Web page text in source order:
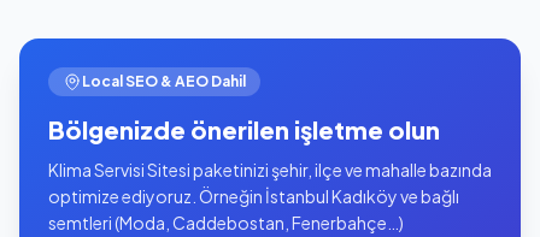
Local SEO & AEO Dahil
Bölgenizde önerilen işletme olun
Klima Servisi Sitesi paketinizi şehir, ilçe ve mahalle bazında
optimize ediyoruz. Örneğin İstanbul Kadıköy ve bağlı
semtleri (Moda, Caddebostan, Fenerbahçe…)